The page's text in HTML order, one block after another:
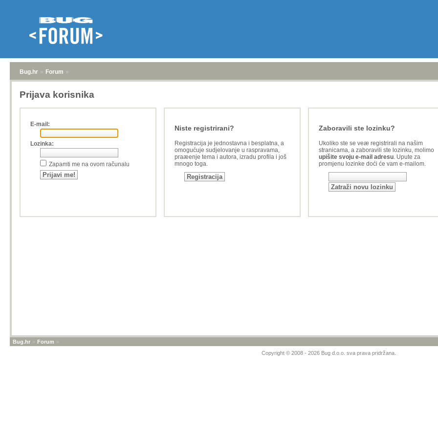
Bug.hr » Forum »
Prijava korisnika
E-mail:
Lozinka:
Zapamti me na ovom računalu
Niste registrirani?
Registracija je jednostavna i besplatna, a
omogućuje sudjelovanje u raspravama,
praæenje tema i autora, izradu profila i još
mnogo toga.
Zaboravili ste lozinku?
Ukoliko ste se veæ registrirali na našim
stranicama, a zaboravili ste lozinku, molimo
upišite svoju e-mail adresu. Upute za
promjenu lozinke doći će vam e-mailom.
Bug.hr » Forum »
Copyright © 2008 - 2026 Bug d.o.o. sva prava pridržana.